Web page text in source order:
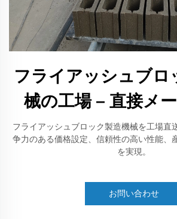
フライアッシュブロ
械の工場 – 直接メ
フライアッシュブロック製造機械を工場直
争力のある価格設定、信頼性の高い性能、
を実現。
お問い合わせ